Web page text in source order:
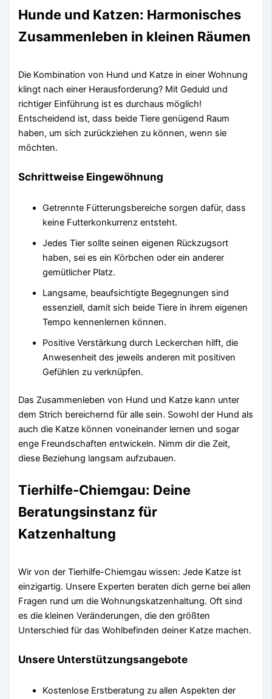
Hunde und Katzen: Harmonisches
Zusammenleben in kleinen Räumen
Die Kombination von Hund und Katze in einer Wohnung
klingt nach einer Herausforderung? Mit Geduld und
richtiger Einführung ist es durchaus möglich!
Entscheidend ist, dass beide Tiere genügend Raum
haben, um sich zurückziehen zu können, wenn sie
möchten.
Schrittweise Eingewöhnung
Getrennte Fütterungsbereiche sorgen dafür, dass
keine Futterkonkurrenz entsteht.
Jedes Tier sollte seinen eigenen Rückzugsort
haben, sei es ein Körbchen oder ein anderer
gemütlicher Platz.
Langsame, beaufsichtigte Begegnungen sind
essenziell, damit sich beide Tiere in ihrem eigenen
Tempo kennenlernen können.
Positive Verstärkung durch Leckerchen hilft, die
Anwesenheit des jeweils anderen mit positiven
Gefühlen zu verknüpfen.
Das Zusammenleben von Hund und Katze kann unter
dem Strich bereichernd für alle sein. Sowohl der Hund als
auch die Katze können voneinander lernen und sogar
enge Freundschaften entwickeln. Nimm dir die Zeit,
diese Beziehung langsam aufzubauen.
Tierhilfe-Chiemgau: Deine
Beratungsinstanz für
Katzenhaltung
Wir von der Tierhilfe-Chiemgau wissen: Jede Katze ist
einzigartig. Unsere Experten beraten dich gerne bei allen
Fragen rund um die Wohnungskatzenhaltung. Oft sind
es die kleinen Veränderungen, die den größten
Unterschied für das Wohlbefinden deiner Katze machen.
Unsere Unterstützungsangebote
Kostenlose Erstberatung zu allen Aspekten der